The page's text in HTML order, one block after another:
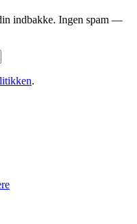
indbakke. Ingen spam —
.